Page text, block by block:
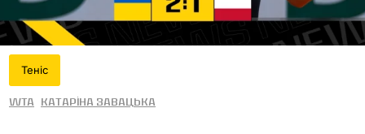
Теніс
WTA Катаріна Завацька